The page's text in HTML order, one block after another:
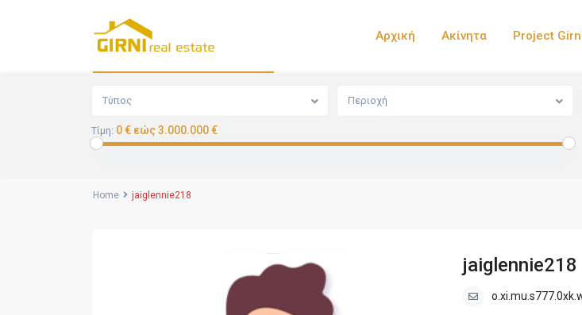
Αρχική Ακίνητα Project
Τύπος Περιοχή
Τίμη: 0 € εώς 3.000.000 €
Home jaiglennie218
jaiglennie218